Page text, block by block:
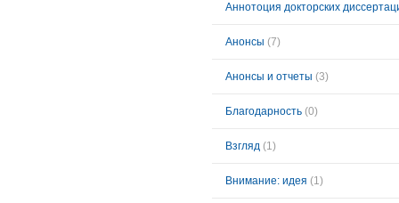
Аннотоция докторских
Анонсы (7)
Анонсы и отчеты (3)
Благодарность (0)
Взгляд (1)
Внимание: идея (1)